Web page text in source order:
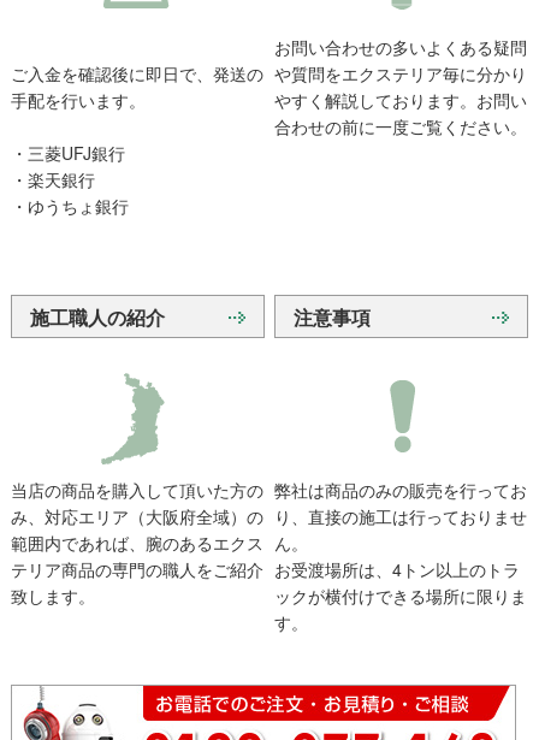
ご入金を確認後に即日で、発送の
手配を行います。
・三菱UFJ銀行
・楽天銀行
・ゆうちょ銀行
お問い合わせの多いよくある疑問
や質問をエクステリア毎に分かり
やすく解説しております。お問い
合わせの前に一度ご覧ください。
施工職人の紹介
当店の商品を購入して頂いた方の
み、対応エリア（大阪府全域）の
範囲内であれば、腕のあるエクス
テリア商品の専門の職人をご紹介
致します。
注意事項
弊社は商品のみの販売を行ってお
り、直接の施工は行っておりませ
ん。
お受渡場所は、4トン以上のトラ
ックが横付けできる場所に限りま
す。